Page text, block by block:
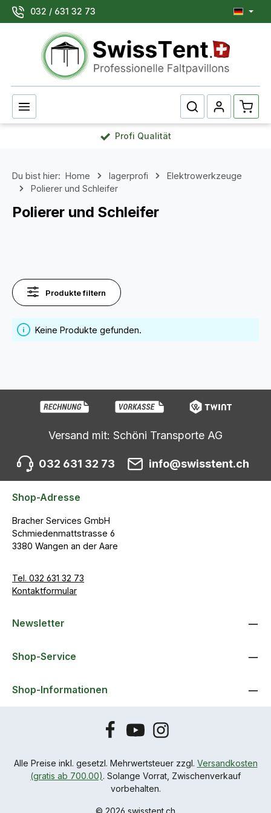
Zum Hauptinhalt springen
032 / 631 32 73
Profi Qualität
Du bist hier: Home lagerprofi
Elektrowerkzeuge
Polierer und Schleifer
Polierer und Schleifer
Produkte filtern
Keine Produkte gefunden.
Versand mit: Schöni Transporte AG
032 631 32 73 info@swisstent.ch
Shop-Adresse
Bracher Services GmbH
Schmiedenmattstrasse 6
3380 Wangen an der Aare
Tel. 032 631 32 73
Kontaktformular
Newsletter
Shop-Service
Shop-Informationen
Alle Preise inkl. gesetzl. Mehrwertsteuer zzgl. Versandkosten
(gratis ab 700.00). Solange Vorrat, Zwischenverkauf
vorbehalten.